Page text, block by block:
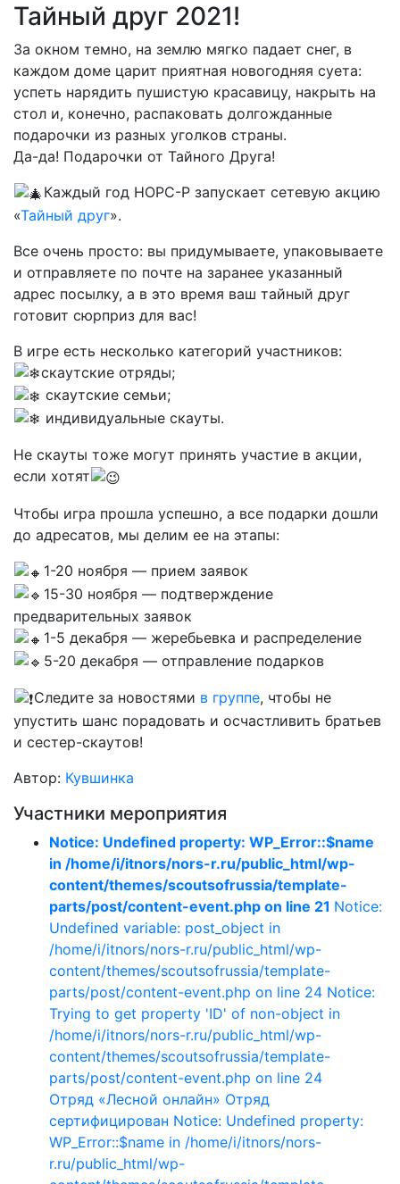
Тайный друг 2021!
За окном темно, на землю мягко падает снег, в
каждом доме царит приятная новогодняя суета:
успеть нарядить пушистую красавицу, накрыть на
стол и, конечно, распаковать долгожданные
подарочки из разных уголков страны.
Да-да! Подарочки от Тайного Друга!
Каждый год НОРС-Р запускает сетевую акцию
«Тайный друг».
Все очень просто: вы придумываете, упаковываете
и отправляете по почте на заранее указанный
адрес посылку, а в это время ваш тайный друг
готовит сюрприз для вас!
В игре есть несколько категорий участников:
скаутские отряды;
скаутские семьи;
индивидуальные скауты.
Не скауты тоже могут принять участие в акции,
если хотят
Чтобы игра прошла успешно, а все подарки дошли
до адресатов, мы делим ее на этапы:
1-20 ноября — прием заявок
15-30 ноября — подтверждение
предварительных заявок
1-5 декабря — жеребьевка и распределение
5-20 декабря — отправление подарков
Следите за новостями в группе, чтобы не
упустить шанс порадовать и осчастливить братьев
и сестер-скаутов!
Автор: Кувшинка
Участники мероприятия
Notice: Undefined property: WP_Error::$name
in /home/i/itnors/nors-r.ru/public_html/wp-
content/themes/scoutsofrussia/template-
parts/post/content-event.php on line 21 Notice:
Undefined variable: post_object in
/home/i/itnors/nors-r.ru/public_html/wp-
content/themes/scoutsofrussia/template-
parts/post/content-event.php on line 24 Notice:
Trying to get property 'ID' of non-object in
/home/i/itnors/nors-r.ru/public_html/wp-
content/themes/scoutsofrussia/template-
parts/post/content-event.php on line 24
Отряд «Лесной онлайн» Отряд
сертифицирован Notice: Undefined property:
WP_Error::$name in /home/i/itnors/nors-
r.ru/public_html/wp-